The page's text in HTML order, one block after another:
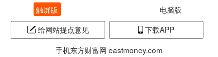
触屏版
电脑版
给网站提点意见
下载APP
手机东方财富网 eastmoney.com